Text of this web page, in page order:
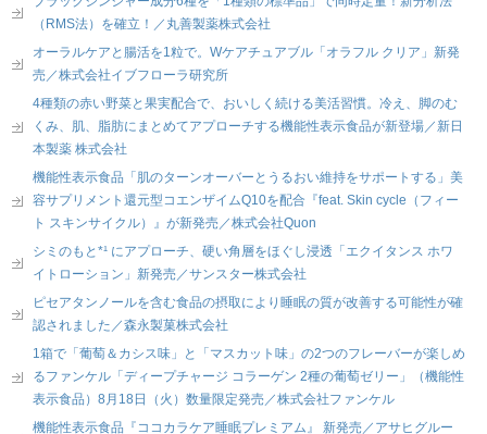
（RMS法）を確立！／丸善製薬株式会社
オーラルケアと腸活を1粒で。Wケアチュアブル「オラフル クリア」新発
売／株式会社イブフローラ研究所
4種類の赤い野菜と果実配合で、おいしく続ける美活習慣。冷え、脚のむ
くみ、肌、脂肪にまとめてアプローチする機能性表示食品が新登場／新日
本製薬 株式会社
機能性表示食品「肌のターンオーバーとうるおい維持をサポートする」美
容サプリメント還元型コエンザイムQ10を配合『feat. Skin cycle（フィー
ト スキンサイクル）』が新発売／株式会社Quon
シミのもと*¹ にアプローチ、硬い角層をほぐし浸透「エクイタンス ホワ
イトローション」新発売／サンスター株式会社
ピセアタンノールを含む食品の摂取により睡眠の質が改善する可能性が確
認されました／森永製菓株式会社
1箱で「葡萄＆カシス味」と「マスカット味」の2つのフレーバーが楽しめ
るファンケル「ディープチャージ コラーゲン 2種の葡萄ゼリー」（機能性
表示食品）8月18日（火）数量限定発売／株式会社ファンケル
機能性表示食品『ココカラケア睡眠プレミアム』 新発売／アサヒグルー